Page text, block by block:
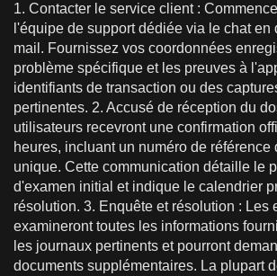
1. Contacter le service client :
l'équipe de support dédiée via le chat en
mail. Fournissez vos coordonnées
problème spécifique et les preuves à
identifiants de transaction ou des
pertinentes. 2. Accusé de réception du
utilisateurs recevront une confirmation
heures, incluant un numéro de référence
unique. Cette communication détaille le
d'examen initial et indique le calendrier
résolution. 3. Enquête et résolution : Les
examineront toutes les informations
les journaux pertinents et pourront
documents supplémentaires. La plupart